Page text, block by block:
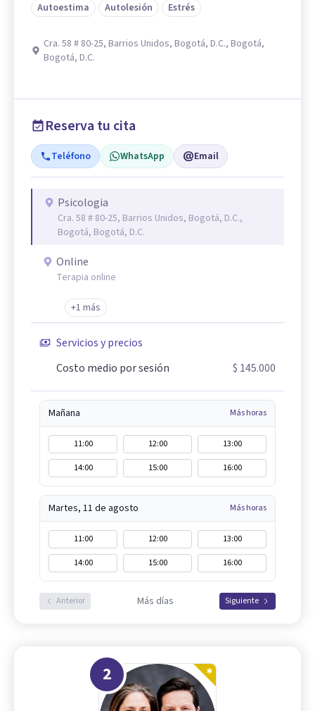
Autoestima
Autolesión Estrés
Cra. 58 # 80-25, Barrios Unidos, Bogotá, D.C., Bogotá,
Bogotá, D.C.
Reserva tu cita
Teléfono WhatsApp Email
Psicologia
Cra. 58 # 80-25, Barrios Unidos, Bogotá, D.C.,
Bogotá, Bogotá, D.C.
Online
Terapia online
+1 más
Servicios y precios
Costo medio por sesión
$ 145.000
Mañana Más horas
11:00 12:00
13:00
14:00
15:00 16:00
Martes, 11 de agosto Más horas
11:00 12:00
13:00
14:00
15:00 16:00
Anterior Más días Siguiente
2